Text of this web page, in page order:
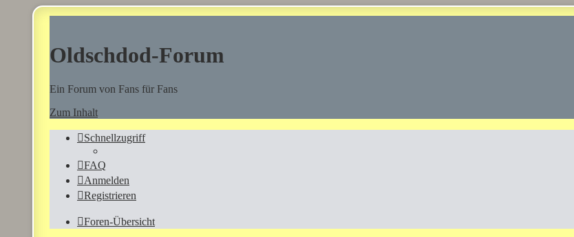
Oldschdod-Forum
Ein Forum von Fans für Fans
Zum Inhalt
Schnellzugriff
FAQ
Anmelden
Registrieren
Foren-Übersicht